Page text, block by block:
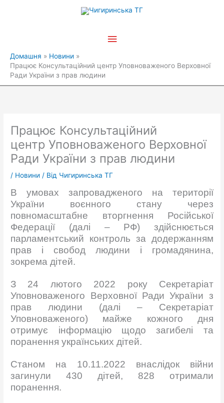
Головне
Домашня
Новини
Працює Консультаційний центр Уповноваженого Верховної
Ради України з прав людини
Працює Консультаційний
центр Уповноваженого Верховної
Ради України з прав людини
/ Новини / Від Чигиринська ТГ
В умовах запровадженого на території
України воєнного стану через
повномасштабне вторгнення Російської
Федерації (далі – РФ) здійснюється
парламентський контроль за додержанням
прав і свобод людини і громадянина,
зокрема дітей.
З 24 лютого 2022 року Секретаріат
Уповноваженого Верховної Ради України з
прав людини (далі – Секретаріат
Уповноваженого) майже кожного дня
отримує інформацію щодо загибелі та
поранення українських дітей.
Станом на 10.11.2022 внаслідок війни
загинули 430 дітей, 828 отримали
поранення.